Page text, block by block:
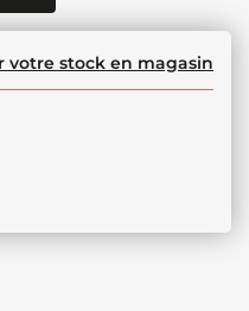
votre stock en magasin